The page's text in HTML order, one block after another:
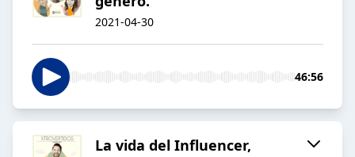
2021-04-30
46:56
La vida del Influencer,